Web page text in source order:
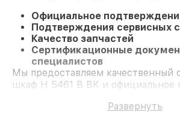
Официальное
Подтверждения сервисных
Качество запчастей
Сертификационные
специалистов
Мы предоставляем качественный
шкаф H 5461 В BK и официальное
Развернуть